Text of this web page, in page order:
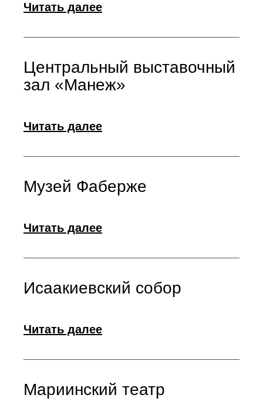
Читать далее
Центральный выставочный
зал «Манеж»
Читать далее
Музей Фаберже
Читать далее
Исаакиевский собор
Читать далее
Мариинский театр